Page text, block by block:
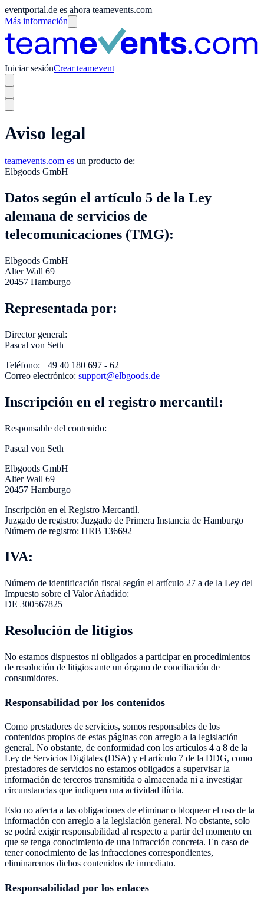
eventportal.de es ahora teamevents.com
Más información
Iniciar sesiónCrear teamevent
Aviso legal
teamevents.com es un producto de:
Elbgoods GmbH
Datos según el artículo 5 de la Ley
alemana de servicios de
telecomunicaciones (TMG):
Elbgoods GmbH
Alter Wall 69
20457 Hamburgo
Representada por:
Director general:
Pascal von Seth
Teléfono: +49 40 180 697 - 62
Correo electrónico: support@elbgoods.de
Inscripción en el registro mercantil:
Responsable del contenido:
Pascal von Seth
Elbgoods GmbH
Alter Wall 69
20457 Hamburgo
Inscripción en el Registro Mercantil.
Juzgado de registro: Juzgado de Primera Instancia de Hamburgo
Número de registro: HRB 136692
IVA:
Número de identificación fiscal según el artículo 27 a de la Ley del
Impuesto sobre el Valor Añadido:
DE 300567825
Resolución de litigios
No estamos dispuestos ni obligados a participar en procedimientos
de resolución de litigios ante un órgano de conciliación de
consumidores.
Responsabilidad por los contenidos
Como prestadores de servicios, somos responsables de los
contenidos propios de estas páginas con arreglo a la legislación
general. No obstante, de conformidad con los artículos 4 a 8 de la
Ley de Servicios Digitales (DSA) y el artículo 7 de la DDG, como
prestadores de servicios no estamos obligados a supervisar la
información de terceros transmitida o almacenada ni a investigar
circunstancias que indiquen una actividad ilícita.
Esto no afecta a las obligaciones de eliminar o bloquear el uso de la
información con arreglo a la legislación general. No obstante, solo
se podrá exigir responsabilidad al respecto a partir del momento en
que se tenga conocimiento de una infracción concreta. En caso de
tener conocimiento de las infracciones correspondientes,
eliminaremos dichos contenidos de inmediato.
Responsabilidad por los enlaces